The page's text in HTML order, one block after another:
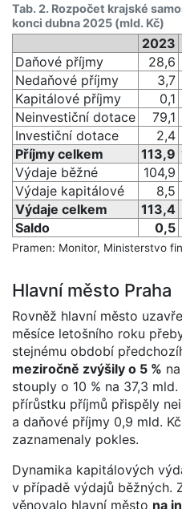
Tab. 2. Rozpočet krajské
konci dubna 2025 (mld. Kč)
2023
Daňové příjmy
28,6
Nedaňové příjmy
3,7
Kapitálové příjmy
0,1
Neinvestiční dotace
79,1
Investiční dotace
2,4
Příjmy celkem
113,9
Výdaje běžné
104,9
Výdaje kapitálové
8,5
Výdaje celkem
113,4
Saldo
0,5
Pramen: Monitor, Ministerstvo
Hlavní město Praha
Rovněž hlavní město
měsíce letošního roku
stejnému období
meziročně zvýšily o 5 %
stouply o 10 % na 37,3
přírůstku příjmů přispěly
a daňové příjmy 0,9 mld.
zaznamenaly pokles.
Dynamika kapitálových
v případě výdajů běžných.
věnovalo hlavní město na